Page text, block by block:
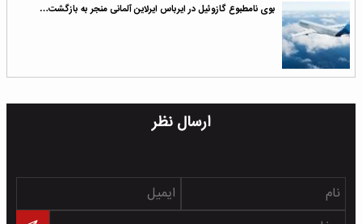
بوی نامطبوع گازوئیل در ایرباس ایرلاین آلمانی منجر به بازگشت…
ارسال نظر